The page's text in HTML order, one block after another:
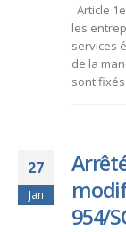
Article
les
services
de la
sont
27
Jan
954/